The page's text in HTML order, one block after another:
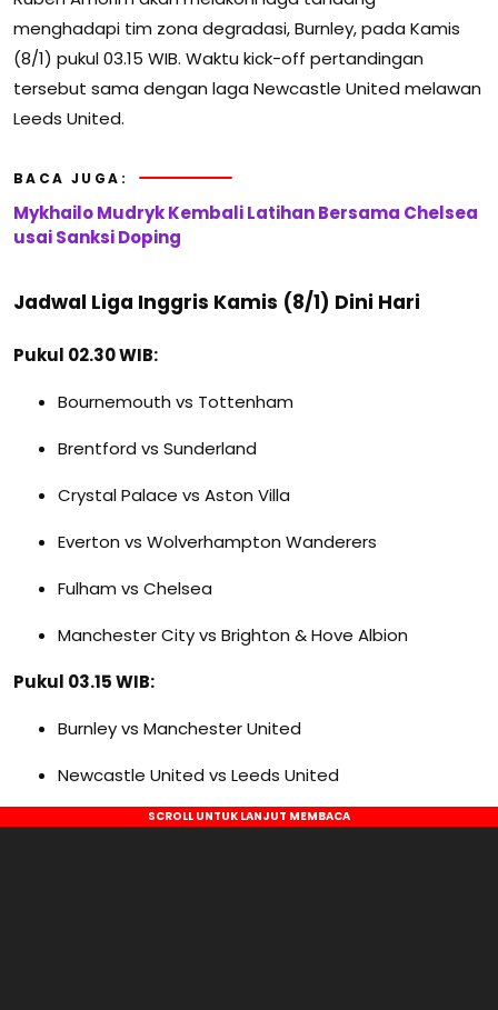
menghadapi tim zona degradasi, Burnley, pada Kamis
(8/1) pukul 03.15 WIB. Waktu kick-off pertandingan
tersebut sama dengan laga Newcastle United melawan
Leeds United.
BACA JUGA:
Mykhailo Mudryk Kembali Latihan Bersama Chelsea
usai Sanksi Doping
Jadwal Liga Inggris Kamis (8/1) Dini Hari
Pukul 02.30 WIB:
Bournemouth vs Tottenham
Brentford vs Sunderland
Crystal Palace vs Aston Villa
Everton vs Wolverhampton Wanderers
Fulham vs Chelsea
Manchester City vs Brighton & Hove Albion
Pukul 03.15 WIB:
Burnley vs Manchester United
Newcastle United vs Leeds United